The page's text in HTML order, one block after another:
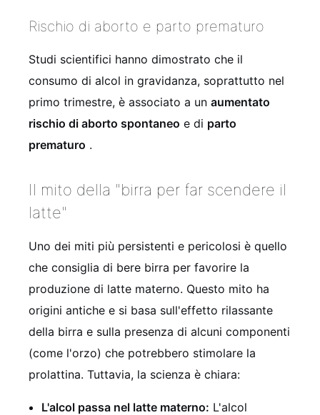
Rischio di aborto e parto prematuro
Studi scientifici hanno dimostrato che il
consumo di alcol in gravidanza, soprattutto nel
primo trimestre, è associato a un aumentato
rischio di aborto spontaneo e di parto
prematuro .
Il mito della "birra per far scendere il
latte"
Uno dei miti più persistenti e pericolosi è quello
che consiglia di bere birra per favorire la
produzione di latte materno. Questo mito ha
origini antiche e si basa sull'effetto rilassante
della birra e sulla presenza di alcuni componenti
(come l'orzo) che potrebbero stimolare la
prolattina. Tuttavia, la scienza è chiara:
L'alcol passa nel latte materno: L'alcol